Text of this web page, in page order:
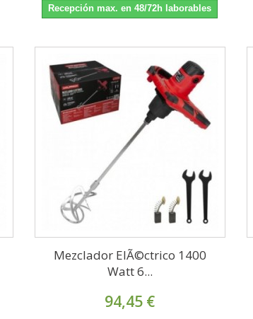
Recepción max. en 48/72h laborables
Mezclador ElÃ©ctrico 1400
Watt 6...
94,45 €